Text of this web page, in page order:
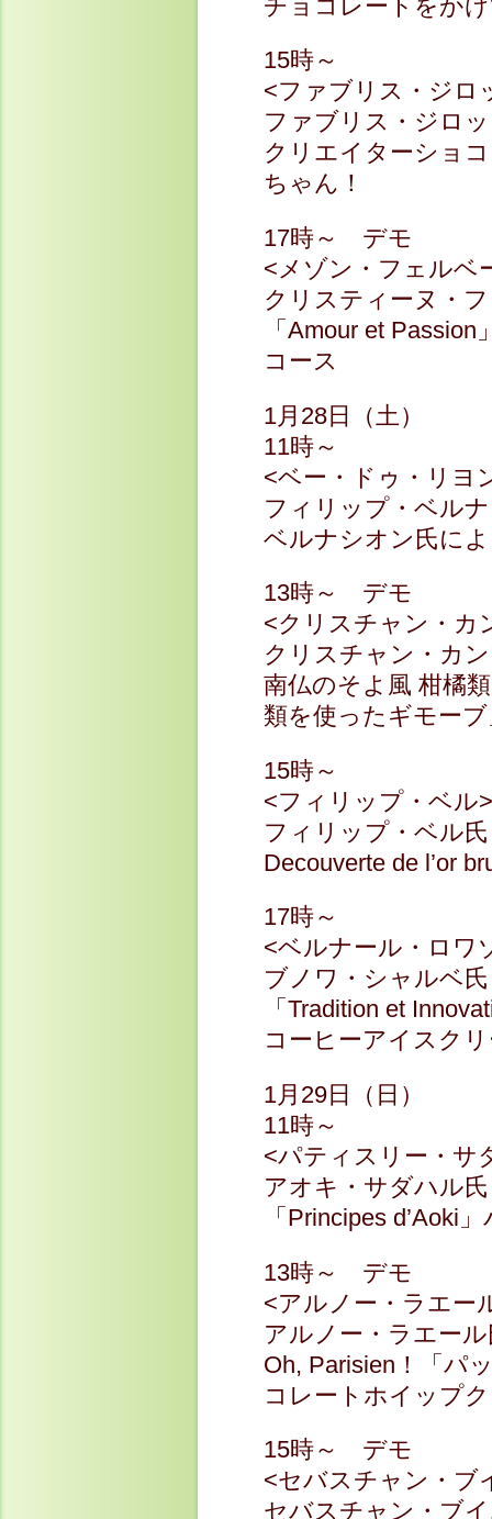
チョコレートをか
15時～
<ファブリス・ジロ
ファブリス・ジロ
クリエイターショ
ちゃん！
17時～ デモ
<メゾン・フェルベ
クリスティーヌ・
「Amour et
コース
1月28日（土）
11時～
<ベー・ドゥ・リヨ
フィリップ・ベル
ベルナシオン氏に
13時～ デモ
<クリスチャン・カ
クリスチャン・カ
南仏のそよ風 柑橘
類を使ったギモーブ
15時～
<フィリップ・ベル>
フィリップ・ベル
Decouverte de l’or
17時～
<ベルナール・ロ
ブノワ・シャルベ氏
「Tradition et
コーヒーアイスク
1月29日（日）
11時～
<パティスリー・サ
アオキ・サダハル氏
「Principes d’Aoki
13時～ デモ
<アルノー・ラエー
アルノー・ラエー
Oh, Parisien！「パ
コレートホイップ
15時～ デモ
<セバスチャン・ブ
セバスチャン・ブ